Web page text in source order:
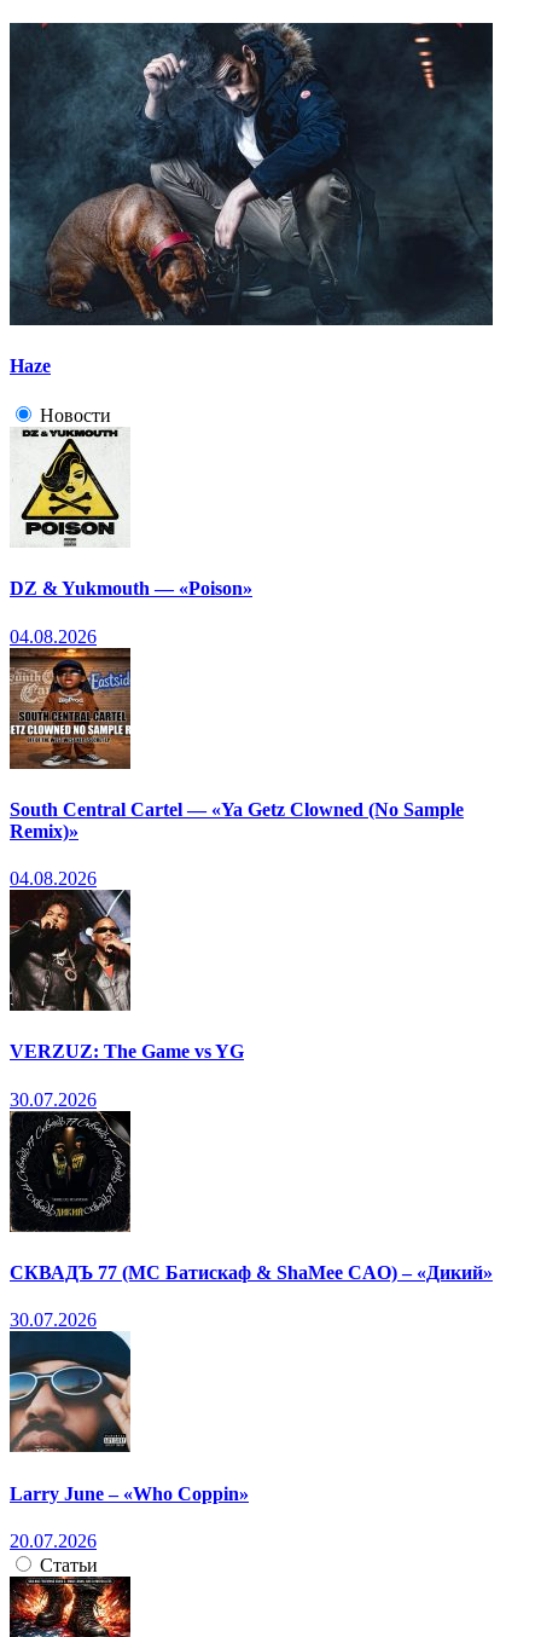
Haze
Новости
DZ & Yukmouth — «Poison»
04.08.2026
South Central Cartel — «Ya Getz Clowned (No Sample
Remix)»
04.08.2026
VERZUZ: The Game vs YG
30.07.2026
СКВАДЪ 77 (МС Батискаф & ShaMee CAO) – «Дикий»
30.07.2026
Larry June – «Who Coppin»
20.07.2026
Статьи